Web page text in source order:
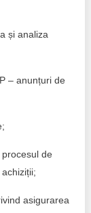
și analiza
– anunțuri de
de
asigurarea